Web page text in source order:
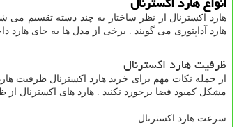
هارد اکسترنال از نظر ساختار به چند دسته تقسیم می
هارد آداپتوری می گویند . برخی از مدل ها به جای هارد داخلی 3.5 اینچی از هارد نوت بوک 2.5 اینچی استفاده شده است که بدلیل مصرف پایین این نوع از هارد ها ، انرژی مورد نیاز خود را از همان رابط خود
ظرفیت هارد اکسترنال
از جمله نکات مهم برای خرید هارد اکسترنال ظرفیت
مشکل کمبود فضا برخورد نکنید . هارد های اکسترنال از ظرفیت 500 گیگا بایت تا 10 ترابایت در بازار
سرعت هارد اکسترنال